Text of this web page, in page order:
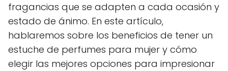
fragancias que se adapten a cada ocasión y
estado de ánimo. En este artículo,
hablaremos sobre los beneficios de tener un
estuche de perfumes para mujer y cómo
elegir las mejores opciones para impresionar